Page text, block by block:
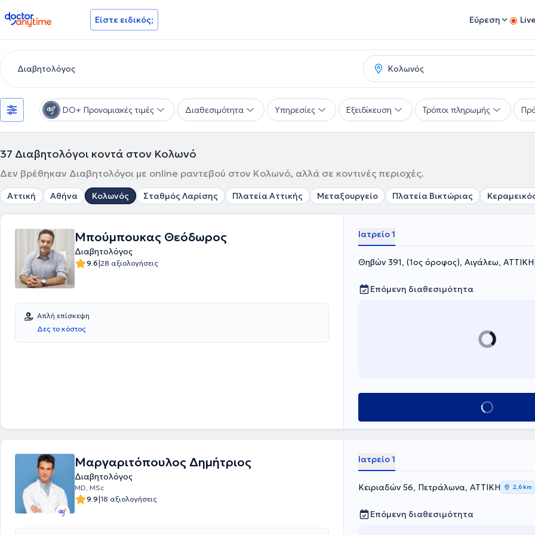
doctoranytime Είστε ειδικός; Εύρεση
DO+ Προνομιακές τιμές Διαθεσιμότητα Υπηρεσίες Εξειδίκευση Τρόποι πληρωμής
37 Διαβητολόγοι κοντά στον Κολωνό
Δεν βρέθηκαν Διαβητολόγοι με online ραντεβού στον Κολωνό, αλλά σε κοντινές περιοχές.
Αττική Αθήνα Κολωνός Σταθμός Λαρίσης Πλατεία Αττικής Μεταξουργείο Πλατεία Βικτώριας
Μπούμπουκας Θεόδωρος
Διαβητολόγος
9.6|28 αξιολογήσεις
Απλή επίσκεψη
Δες το κόστος
Ιατρείο 1
Θηβών 391, (1ος όροφος), Αιγάλεω, ΑΤΤΙΚΗ
Επόμενη διαθεσιμότητα
Κλείσε ραντεβού
Μαργαριτόπουλος Δημήτριος
Διαβητολόγος
MD, MSc
9.9|18 αξιολογήσεις
Ιατρείο 1
Κειριαδών 56, Πετράλωνα, ΑΤΤΙΚΗ 2,6 km
Επόμενη διαθεσιμότητα